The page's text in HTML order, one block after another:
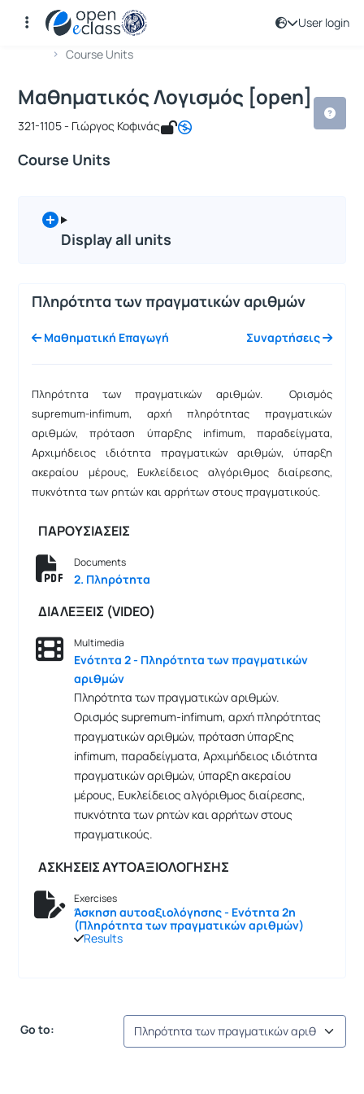
User login
Αρχική Σελίδα
Course Units
Course : Μαθηματικός Λογισμός
Course code : ICSD113
Μαθηματικός Λογισμός [open]
321-1105 - Γιώργος Κοφινάς
Course Units
Display all units
Πληρότητα των πραγματικών αριθμών
Μαθηματική Επαγωγή Συναρτήσεις
Πληρότητα των πραγματικών αριθμών. Ορισμός
supremum-infimum, αρχή πληρότητας πραγματικών
αριθμών, πρόταση ύπαρξης infimum, παραδείγματα,
Αρχιμήδειος ιδιότητα πραγματικών αριθμών, ύπαρξη
ακεραίου μέρους, Ευκλείδειος αλγόριθμος διαίρεσης,
πυκνότητα των ρητών και αρρήτων στους πραγματικούς.
ΠΑΡΟΥΣΙΑΣΕΙΣ
Documents
2. Πληρότητα
ΔΙΑΛΕΞΕΙΣ (VIDEO)
Multimedia
Ενότητα 2 - Πληρότητα των πραγματικών
αριθμών
Πληρότητα των πραγματικών αριθμών.
Ορισμός supremum-infimum, αρχή πληρότητας
πραγματικών αριθμών, πρόταση ύπαρξης
infimum, παραδείγματα, Αρχιμήδειος ιδιότητα
πραγματικών αριθμών, ύπαρξη ακεραίου
μέρους, Ευκλείδειος αλγόριθμος διαίρεσης,
πυκνότητα των ρητών και αρρήτων στους
πραγματικούς.
ΑΣΚΗΣΕΙΣ ΑΥΤΟΑΞΙΟΛΟΓΗΣΗΣ
Exercises
Άσκηση αυτοαξιολόγησης - Ενότητα 2η
(Πληρότητα των πραγματικών αριθμών)
Results
Go to: